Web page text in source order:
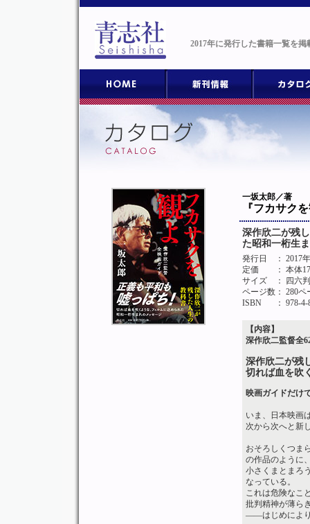
2017年に発行した書籍一覧を掲
一坂太郎／著
『フカサク
深作欣二が残
た昭和一桁生
発行日
： 2017
定価
： 本体
サイズ
： 四六
ページ数： 280ペ
ISBN
： 978-
【内容】
深作欣二監督全
深作欣二が残
切れば血を吹
映画ガイドだけ
いま、日本映画
次から次へと新
おそろしくつま
の作品のように
小さくまとまろ
なっている。
これは危険なこ
批判精神が薄ら
――はじめによ